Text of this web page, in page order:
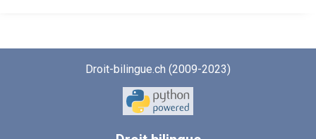
Droit-bilingue.ch (2009-2023)